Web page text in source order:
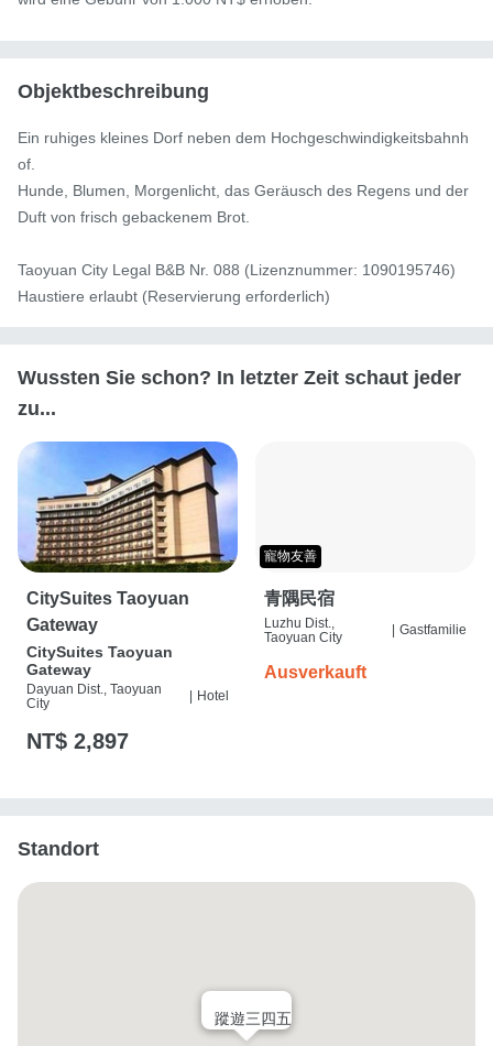
Objektbeschreibung
Ein ruhiges kleines Dorf neben dem Hochgeschwindigkeitsbahnh
of.
Hunde, Blumen, Morgenlicht, das Geräusch des Regens und der
Duft von frisch gebackenem Brot.
Taoyuan City Legal B&B Nr. 088 (Lizenznummer: 1090195746)
Haustiere erlaubt (Reservierung erforderlich)
Wussten Sie schon? In letzter Zeit schaut jeder
zu...
CitySuites Taoyuan
Gateway
CitySuites Taoyuan
Gateway
Dayuan Dist., Taoyuan
City
Hotel
NT$ 2,897
寵物友善
青隅民宿
Luzhu Dist.,
Taoyuan City
Gastfamilie
Ausverkauft
Standort
蹤遊三四五